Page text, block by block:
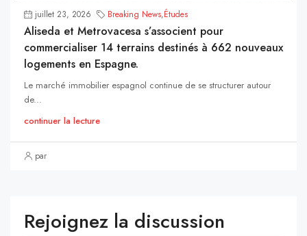
juillet 23, 2026 Breaking News,Études
Aliseda et Metrovacesa s’associent pour
commercialiser 14 terrains destinés à 662 nouveaux
logements en Espagne.
Le marché immobilier espagnol continue de se structurer autour
de...
continuer la lecture
par
Rejoignez la discussion